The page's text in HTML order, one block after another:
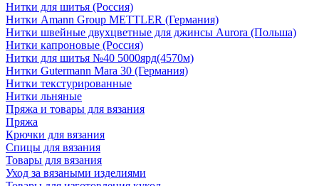
Нитки для шитья (Россия)
Нитки Amann Group METTLER (Германия)
Нитки швейные двухцветные для джинсы Aurora (Польша)
Нитки капроновые (Россия)
Нитки для шитья №40 5000ярд(4570м)
Нитки Gutermann Mara 30 (Германия)
Нитки текстурированные
Нитки льняные
Пряжа и товары для вязания
Пряжа
Крючки для вязания
Спицы для вязания
Товары для вязания
Уход за вязаными изделиями